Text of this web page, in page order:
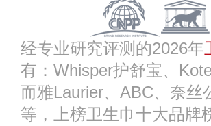
经专业研究评测的2026年
有：Whisper护舒宝、
而雅Laurier、ABC、奈丝
等，上榜卫生巾十大品牌